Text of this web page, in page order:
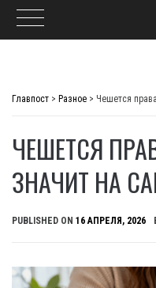
Главпост > Разное > Чешется
ЧЕШЕТСЯ
ЗНАЧИТ НА
PUBLISHED ON 16 АПРЕЛЯ, 2026